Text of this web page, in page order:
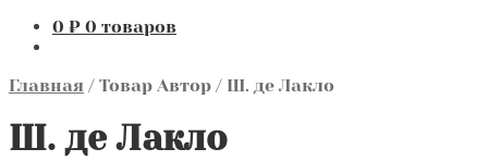
0 ₽ 0 товаров
Главная / Товар Автор / Ш. де Лакло
Ш. де Лакло